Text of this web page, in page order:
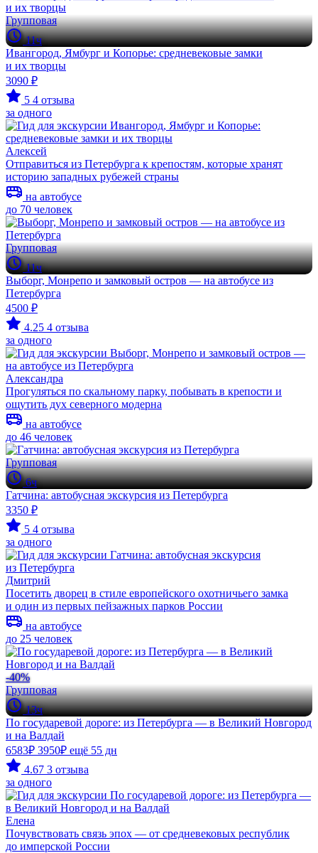
Групповая
11ч
Ивангород, Ямбург и Копорье: средневековые замки
и их творцы
3090 ₽
5 4 отзыва
за одного
Алексей
Отправиться из Петербурга к крепостям, которые хранят
историю западных рубежей страны
на автобусе
до 70 человек
Групповая
11ч
Выборг, Монрепо и замковый остров — на автобусе из
Петербурга
4500 ₽
4.25 4 отзыва
за одного
Александра
Прогуляться по скальному парку, побывать в крепости и
ощутить дух северного модерна
на автобусе
до 46 человек
Групповая
6ч
Гатчина: автобусная экскурсия из Петербурга
3350 ₽
5 4 отзыва
за одного
Дмитрий
Посетить дворец в стиле европейского охотничьего замка
и один из первых пейзажных парков России
на автобусе
до 25 человек
-40%
Групповая
13ч
По государевой дороге: из Петербурга — в Великий Новгород
и на Валдай
6583₽ 3950₽ ещё 55 дн
4.67 3 отзыва
за одного
Елена
Почувствовать связь эпох — от средневековых республик
до имперской России